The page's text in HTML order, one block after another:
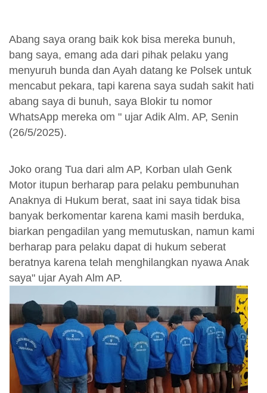
Abang saya orang baik kok bisa mereka bunuh,
bang saya, emang ada dari pihak pelaku yang
menyuruh bunda dan Ayah datang ke Polsek untuk
mencabut pekara, tapi karena saya sudah sakit hati
abang saya di bunuh, saya Blokir tu nomor
WhatsApp mereka om " ujar Adik Alm. AP, Senin
(26/5/2025).
Joko orang Tua dari alm AP, Korban ulah Genk
Motor itupun berharap para pelaku pembunuhan
Anaknya di Hukum berat, saat ini saya tidak bisa
banyak berkomentar karena kami masih berduka,
biarkan pengadilan yang memutuskan, namun kami
berharap para pelaku dapat di hukum seberat
beratnya karena telah menghilangkan nyawa Anak
saya" ujar Ayah Alm AP.